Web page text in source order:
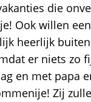
die
Ook willen
heerlijk
er niets zo
en met papa
Zij